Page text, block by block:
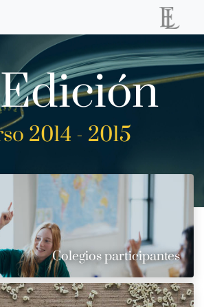
2014 - 2015
Colegios participantes